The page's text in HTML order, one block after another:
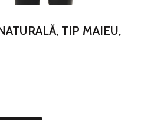
TIP MAIEU,